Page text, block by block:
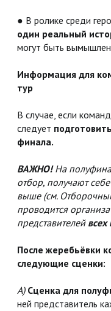
● В ролике среди
один реальный
могут быть
Информация для
тур
В случае, если
следует
финала.
ВАЖНО!На
отбор, получают
выше (см.
проводится
представителей
После жеребьёвки
следующие сценки:
А)Сценка для
ней представитель